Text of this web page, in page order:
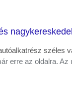
széles
erre az oldalra. Az